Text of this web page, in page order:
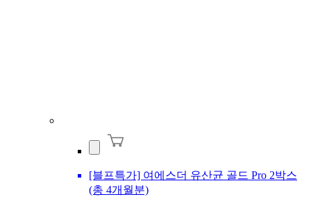
[블프특가] 여에스더 유산균 골드 Pro 2박스
(총 4개월분)